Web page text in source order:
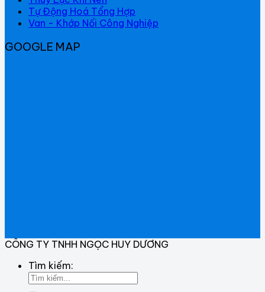
Tự Động Hoá Tổng Hợp
Van - Khớp Nối Công Nghiệp
GOOGLE MAP
CÔNG TY TNHH NGỌC HUY DƯƠNG
Tìm kiếm: